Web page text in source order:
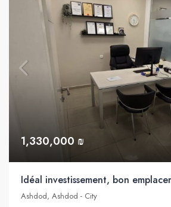
1,330,000 ₪
Ashdod, Ashdod - City